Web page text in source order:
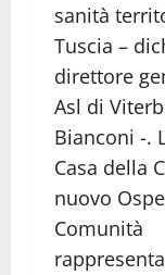
sanità
Tuscia –
direttore
Asl di
Bianconi -.
Casa della
nuovo
Comunità